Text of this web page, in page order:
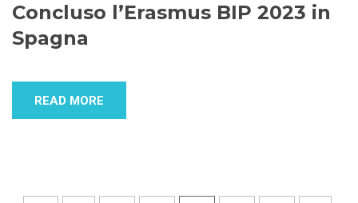
Concluso l’Erasmus BIP 2023 in
Spagna
READ MORE